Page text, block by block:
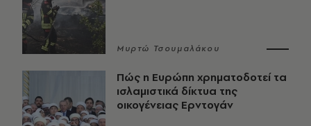
Μυρτώ Τσουμαλάκου
Πώς η Ευρώπη χρηματοδοτεί τα
ισλαμιστικά δίκτυα της
οικογένειας Ερντογάν